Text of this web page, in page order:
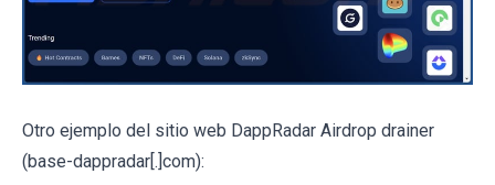
Otro ejemplo del sitio web DappRadar Airdrop drainer
(base-dappradar[.]com):